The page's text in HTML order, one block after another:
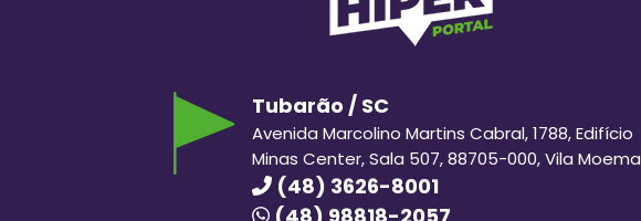
Tubarão / SC
Avenida Marcolino Martins Cabral, 1788, Edifício
Minas Center, Sala 507, 88705-000, Vila Moema
(48) 3626-8001